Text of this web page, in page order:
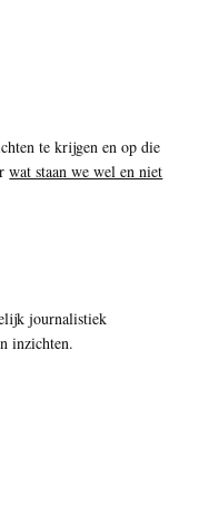
te krijgen en op die
wat staan we wel en niet
journalistiek
inzichten.